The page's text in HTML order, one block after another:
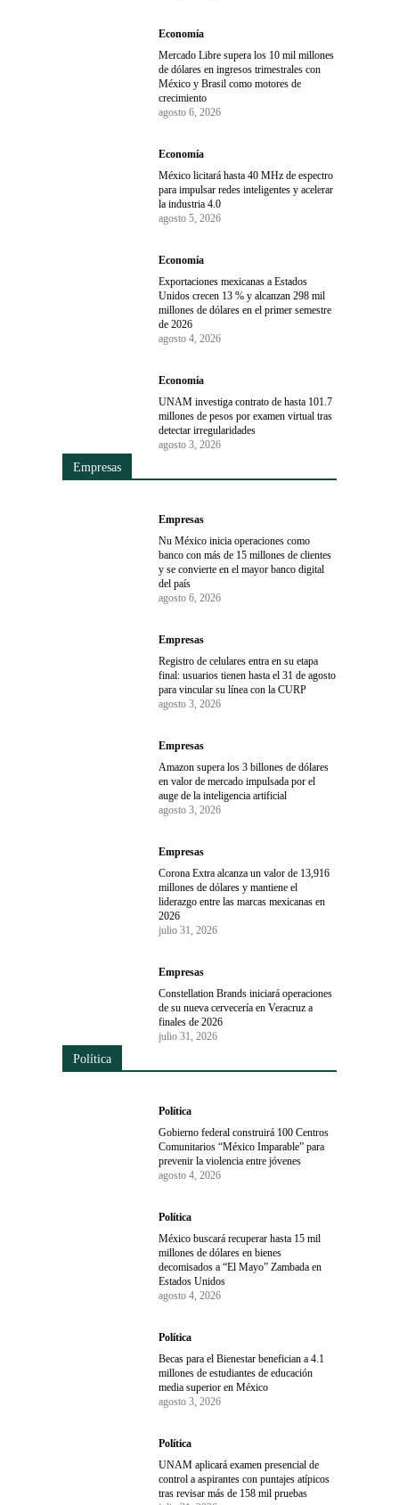
Economía
Mercado Libre supera los 10 mil millones
de dólares en ingresos trimestrales con
México y Brasil como motores de
crecimiento
agosto 6, 2026
Economía
México licitará hasta 40 MHz de espectro
para impulsar redes inteligentes y acelerar
la industria 4.0
agosto 5, 2026
Economía
Exportaciones mexicanas a Estados
Unidos crecen 13 % y alcanzan 298 mil
millones de dólares en el primer semestre
de 2026
agosto 4, 2026
Economía
UNAM investiga contrato de hasta 101.7
millones de pesos por examen virtual tras
detectar irregularidades
agosto 3, 2026
Empresas
Empresas
Nu México inicia operaciones como
banco con más de 15 millones de clientes
y se convierte en el mayor banco digital
del país
agosto 6, 2026
Empresas
Registro de celulares entra en su etapa
final: usuarios tienen hasta el 31 de agosto
para vincular su línea con la CURP
agosto 3, 2026
Empresas
Amazon supera los 3 billones de dólares
en valor de mercado impulsada por el
auge de la inteligencia artificial
agosto 3, 2026
Empresas
Corona Extra alcanza un valor de 13,916
millones de dólares y mantiene el
liderazgo entre las marcas mexicanas en
2026
julio 31, 2026
Empresas
Constellation Brands iniciará operaciones
de su nueva cervecería en Veracruz a
finales de 2026
julio 31, 2026
Política
Política
Gobierno federal construirá 100 Centros
Comunitarios “México Imparable” para
prevenir la violencia entre jóvenes
agosto 4, 2026
Política
México buscará recuperar hasta 15 mil
millones de dólares en bienes
decomisados a “El Mayo” Zambada en
Estados Unidos
agosto 4, 2026
Política
Becas para el Bienestar benefician a 4.1
millones de estudiantes de educación
media superior en México
agosto 3, 2026
Política
UNAM aplicará examen presencial de
control a aspirantes con puntajes atípicos
tras revisar más de 158 mil pruebas